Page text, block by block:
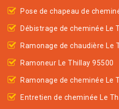
Pose de chapeau de
Débistrage de cheminée Le
Ramonage de chaudière Le
Ramoneur Le Thillay 95500
Ramonage de cheminée Le
Entretien de cheminée Le